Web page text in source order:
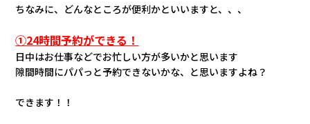
ちなみに、どんなところが便利かといいますと、、、
①24時間予約ができる！
日中はお仕事などでお忙しい方が多いかと思います
隙間時間にパパっと予約できないかな、と思いますよね？
できます！！